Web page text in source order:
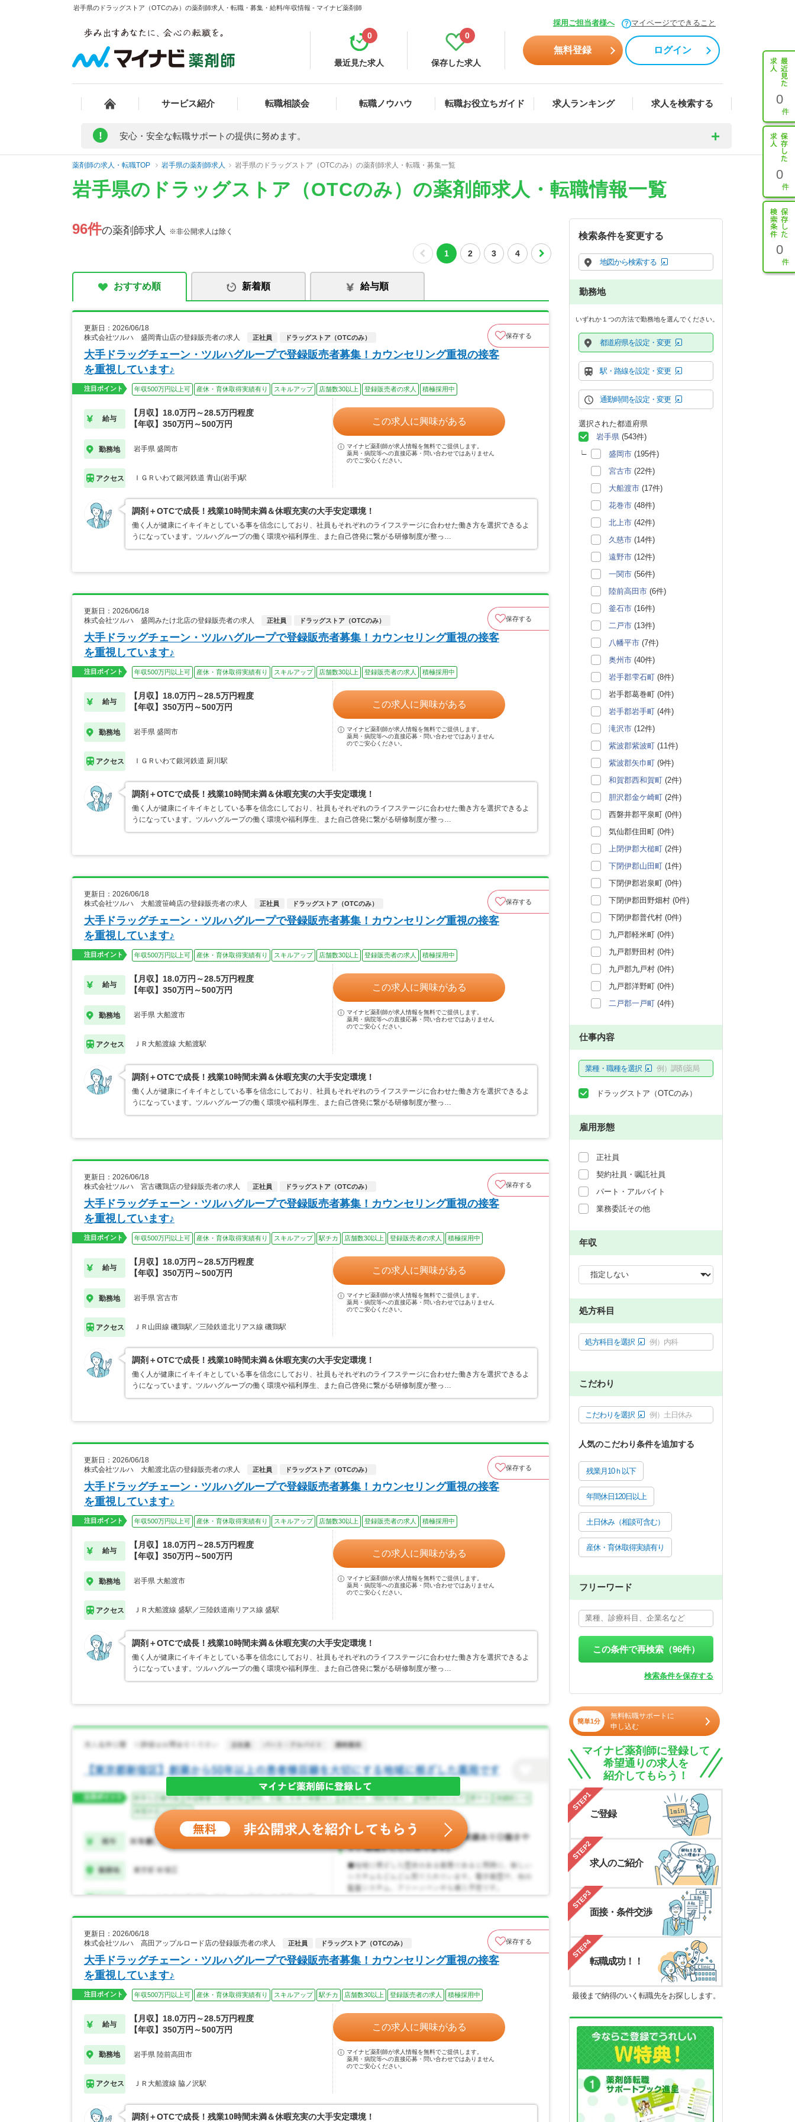
岩手県のドラッグストア（OTCのみ）の薬剤師求人・転職・募集・給料/年収情報 - マイナビ薬剤師
採用ご担当者様へ マイページでできること
最近見た求人
0
保存した求人
0
無料登録 ログイン
サービス紹介 転職相談会 転職ノウハウ 転職お役立ちガイド 求人ランキング 求人を検索する 0
0
0
! 安心・安全な転職サポートの提供に努めます。
薬剤師の求人・転職TOP 岩手県の薬剤師求人 岩手県のドラッグストア（OTCのみ）の薬剤師求人・転職・募集一覧
岩手県のドラッグストア（OTCのみ）の薬剤師求人・転職情報一覧
96件の薬剤師求人 ※非公開求人は除く
1 2 3 4
おすすめ順 新着順 給与順
更新日：2026/06/18
株式会社ツルハ 盛岡青山店の登録販売者の求人
正社員 ドラッグストア（OTCのみ） 保存する
大手ドラッグチェーン・ツルハグループで登録販売者募集！カウンセリング重視の接客
を重視しています♪
注目ポイント 年収500万円以上可 産休・育休取得実績有り スキルアップ 店舗数30以上 登録販売者の求人 積極採用中
給与
【月収】18.0万円～28.5万円程度
【年収】350万円～500万円
勤務地 岩手県 盛岡市
アクセス ＩＧＲいわて銀河鉄道 青山(岩手)駅
この求人に興味がある
マイナビ薬剤師が求人情報を無料でご提供します。
薬局・病院等への直接応募・問い合わせではありません
のでご安心ください。
調剤＋OTCで成長！残業10時間未満＆休暇充実の大手安定環境！
働く人が健康にイキイキとしている事を信念にしており、社員もそれぞれのライフステージに合わせた働き方を選択できるよ
うになっています。ツルハグループの働く環境や福利厚生、また自己啓発に繋がる研修制度が整っ…
更新日：2026/06/18
株式会社ツルハ 盛岡みたけ北店の登録販売者の求人
正社員 ドラッグストア（OTCのみ） 保存する
大手ドラッグチェーン・ツルハグループで登録販売者募集！カウンセリング重視の接客
を重視しています♪
注目ポイント 年収500万円以上可 産休・育休取得実績有り スキルアップ 店舗数30以上 登録販売者の求人 積極採用中
給与
【月収】18.0万円～28.5万円程度
【年収】350万円～500万円
勤務地 岩手県 盛岡市
アクセス ＩＧＲいわて銀河鉄道 厨川駅
この求人に興味がある
マイナビ薬剤師が求人情報を無料でご提供します。
薬局・病院等への直接応募・問い合わせではありません
のでご安心ください。
調剤＋OTCで成長！残業10時間未満＆休暇充実の大手安定環境！
働く人が健康にイキイキとしている事を信念にしており、社員もそれぞれのライフステージに合わせた働き方を選択できるよ
うになっています。ツルハグループの働く環境や福利厚生、また自己啓発に繋がる研修制度が整っ…
更新日：2026/06/18
株式会社ツルハ 大船渡笹崎店の登録販売者の求人
正社員 ドラッグストア（OTCのみ） 保存する
大手ドラッグチェーン・ツルハグループで登録販売者募集！カウンセリング重視の接客
を重視しています♪
注目ポイント 年収500万円以上可 産休・育休取得実績有り スキルアップ 店舗数30以上 登録販売者の求人 積極採用中
給与
【月収】18.0万円～28.5万円程度
【年収】350万円～500万円
勤務地 岩手県 大船渡市
アクセス ＪＲ大船渡線 大船渡駅
この求人に興味がある
マイナビ薬剤師が求人情報を無料でご提供します。
薬局・病院等への直接応募・問い合わせではありません
のでご安心ください。
調剤＋OTCで成長！残業10時間未満＆休暇充実の大手安定環境！
働く人が健康にイキイキとしている事を信念にしており、社員もそれぞれのライフステージに合わせた働き方を選択できるよ
うになっています。ツルハグループの働く環境や福利厚生、また自己啓発に繋がる研修制度が整っ…
更新日：2026/06/18
株式会社ツルハ 宮古磯鶏店の登録販売者の求人
正社員 ドラッグストア（OTCのみ） 保存する
大手ドラッグチェーン・ツルハグループで登録販売者募集！カウンセリング重視の接客
を重視しています♪
注目ポイント 年収500万円以上可 産休・育休取得実績有り スキルアップ 駅チカ 店舗数30以上 登録販売者の求人 積極採用中
給与
【月収】18.0万円～28.5万円程度
【年収】350万円～500万円
勤務地 岩手県 宮古市
アクセス ＪＲ山田線 磯鶏駅／三陸鉄道北リアス線 磯鶏駅
この求人に興味がある
マイナビ薬剤師が求人情報を無料でご提供します。
薬局・病院等への直接応募・問い合わせではありません
のでご安心ください。
調剤＋OTCで成長！残業10時間未満＆休暇充実の大手安定環境！
働く人が健康にイキイキとしている事を信念にしており、社員もそれぞれのライフステージに合わせた働き方を選択できるよ
うになっています。ツルハグループの働く環境や福利厚生、また自己啓発に繋がる研修制度が整っ…
更新日：2026/06/18
株式会社ツルハ 大船渡北店の登録販売者の求人
正社員 ドラッグストア（OTCのみ） 保存する
大手ドラッグチェーン・ツルハグループで登録販売者募集！カウンセリング重視の接客
を重視しています♪
注目ポイント 年収500万円以上可 産休・育休取得実績有り スキルアップ 店舗数30以上 登録販売者の求人 積極採用中
給与
【月収】18.0万円～28.5万円程度
【年収】350万円～500万円
勤務地 岩手県 大船渡市
アクセス ＪＲ大船渡線 盛駅／三陸鉄道南リアス線 盛駅
この求人に興味がある
マイナビ薬剤師が求人情報を無料でご提供します。
薬局・病院等への直接応募・問い合わせではありません
のでご安心ください。
調剤＋OTCで成長！残業10時間未満＆休暇充実の大手安定環境！
働く人が健康にイキイキとしている事を信念にしており、社員もそれぞれのライフステージに合わせた働き方を選択できるよ
うになっています。ツルハグループの働く環境や福利厚生、また自己啓発に繋がる研修制度が整っ…
更新日：2026/06/18
株式会社ツルハ 高田アップルロード店の登録販売者の求人
正社員 ドラッグストア（OTCのみ） 保存する
大手ドラッグチェーン・ツルハグループで登録販売者募集！カウンセリング重視の接客
を重視しています♪
注目ポイント 年収500万円以上可 産休・育休取得実績有り スキルアップ 駅チカ 店舗数30以上 登録販売者の求人 積極採用中
給与
【月収】18.0万円～28.5万円程度
【年収】350万円～500万円
勤務地 岩手県 陸前高田市
アクセス ＪＲ大船渡線 脇ノ沢駅
この求人に興味がある
マイナビ薬剤師が求人情報を無料でご提供します。
薬局・病院等への直接応募・問い合わせではありません
のでご安心ください。
調剤＋OTCで成長！残業10時間未満＆休暇充実の大手安定環境！
検索条件を変更する
地図から検索する
勤務地
いずれか１つの方法で勤務地を選んでください。
都道府県を設定・変更
駅・路線を設定・変更
通勤時間を設定・変更
選択された都道府県
岩手県 (543件)
盛岡市 (195件)
宮古市 (22件)
大船渡市 (17件)
花巻市 (48件)
北上市 (42件)
久慈市 (14件)
遠野市 (12件)
一関市 (56件)
陸前高田市 (6件)
釜石市 (16件)
二戸市 (13件)
八幡平市 (7件)
奥州市 (40件)
岩手郡雫石町 (8件)
岩手郡葛巻町 (0件)
岩手郡岩手町 (4件)
滝沢市 (12件)
紫波郡紫波町 (11件)
紫波郡矢巾町 (9件)
和賀郡西和賀町 (2件)
胆沢郡金ケ崎町 (2件)
西磐井郡平泉町 (0件)
気仙郡住田町 (0件)
上閉伊郡大槌町 (2件)
下閉伊郡山田町 (1件)
下閉伊郡岩泉町 (0件)
下閉伊郡田野畑村 (0件)
下閉伊郡普代村 (0件)
九戸郡軽米町 (0件)
九戸郡野田村 (0件)
九戸郡九戸村 (0件)
九戸郡洋野町 (0件)
二戸郡一戸町 (4件)
仕事内容
業種・職種を選択 例）調剤薬局
ドラッグストア（OTCのみ）
雇用形態
正社員
契約社員・嘱託社員
パート・アルバイト
業務委託その他
年収
処方科目
処方科目を選択 例）内科
こだわり
こだわりを選択 例）土日休み
人気のこだわり条件を追加する
残業月10ｈ以下
年間休日120日以上
土日休み（相談可含む）
産休・育休取得実績有り
フリーワード
この条件で再検索（96件）
検索条件を保存する
簡単1分
無料転職サポートに
申し込む
マイナビ薬剤師に登録して
希望通りの求人を
紹介してもらう！
STEP1
ご登録
STEP2
求人のご紹介
STEP3
面接・条件交渉
STEP4
転職成功！！
最後まで納得のいく転職先をお探しします。